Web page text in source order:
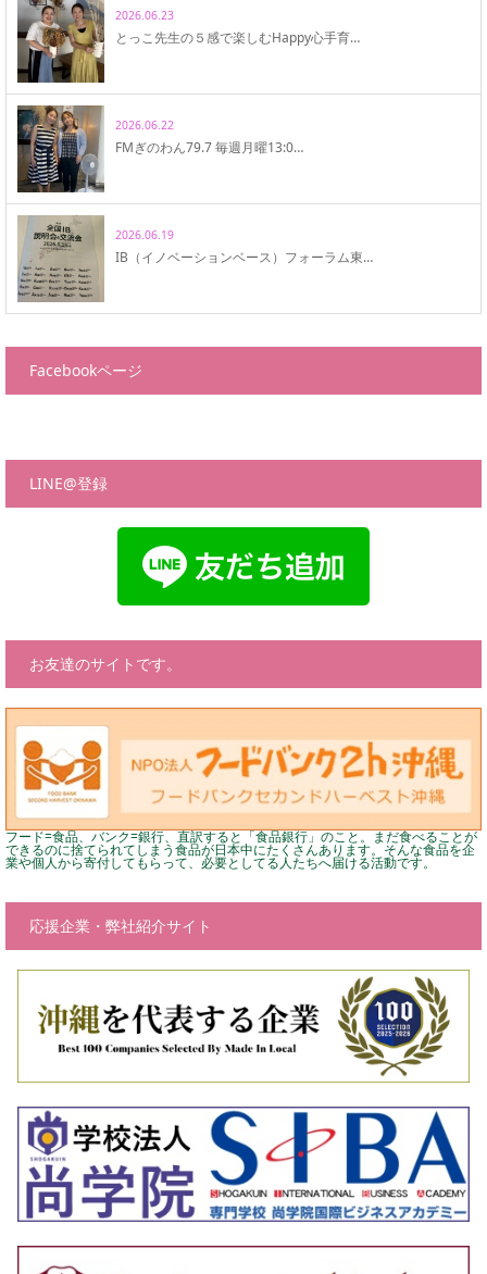
2026.06.23
とっこ先生の５感で楽しむHappy心手育…
2026.06.22
FMぎのわん79.7 毎週月曜13:0…
2026.06.19
IB（イノベーションベース）フォーラム東…
Facebookページ
LINE@登録
お友達のサイトです。
フード=食品、バンク=銀行、直訳すると「食品銀行」のこと。まだ食べることが
できるのに捨てられてしまう食品が日本中にたくさんあります。そんな食品を企
業や個人から寄付してもらって、必要としてる人たちへ届ける活動です。
応援企業・弊社紹介サイト